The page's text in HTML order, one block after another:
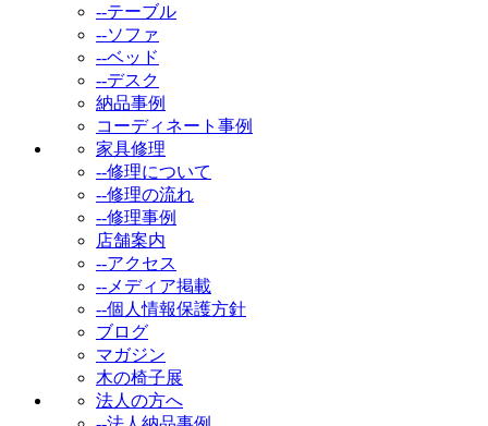
--テーブル
--ソファ
--ベッド
--デスク
納品事例
コーディネート事例
家具修理
--修理について
--修理の流れ
--修理事例
店舗案内
--アクセス
--メディア掲載
--個人情報保護方針
ブログ
マガジン
木の椅子展
法人の方へ